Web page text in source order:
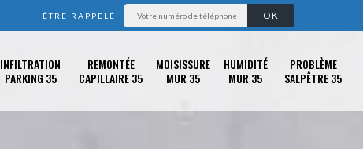
ÊTRE RAPPELÉ
INFILTRATION
PARKING 35
REMONTÉE
CAPILLAIRE 35
MOISISSURE
MUR 35
HUMIDITÉ
MUR 35
PROBLÈME
SALPÊTRE 35